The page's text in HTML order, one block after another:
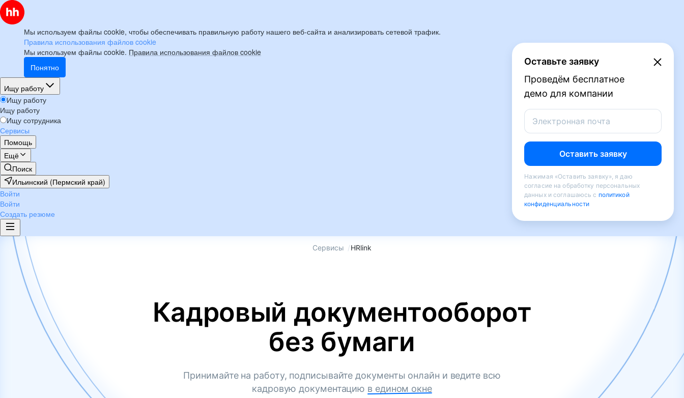
Мы используем файлы cookie, чтобы обеспечивать правильную работу нашего веб-сайта и анализировать сетевой трафик.
Правила использования файлов cookie
Мы используем файлы cookie. Правила использования файлов cookie
Понятно
Ищу работу
Ищу работу
Ищу работу
Ищу сотрудника
Сервисы
Помощь
Ещё
Поиск
Ильинский (Пермский край)
Войти
Войти
Создать резюме
Сервисы /HRlink
Кадровый документооборот
без бумаги
Принимайте на работу, подписывайте документы онлайн и ведите всю
кадровую документацию в едином окне
Оставьте заявку
Проведём бесплатное
демо для компании
Электронная почта
Оставить заявку
Нажимая «Оставить заявку», я даю
согласие на обработку персональных
данных и соглашаюсь с политикой
конфиденциальности